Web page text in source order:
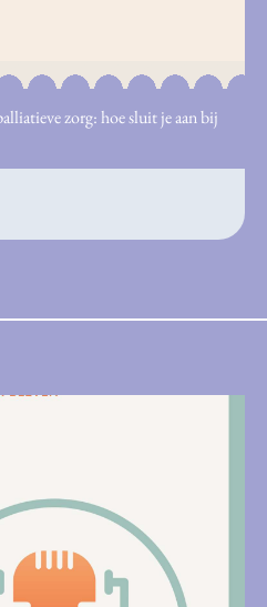
zorg: hoe sluit je aan bij